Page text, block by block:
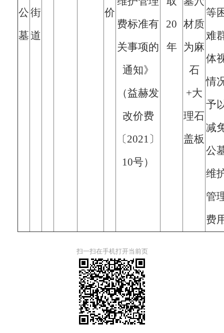
公
墓
街
道
价
费标准有
关事项的
通知》
（益赫发
改价费
〔2021〕
10号）
20
年
材质
为麻
石
+大
理石
盖板
等
难
体
情
予
减
公
维
管
费
扫一扫在手机打开当前页